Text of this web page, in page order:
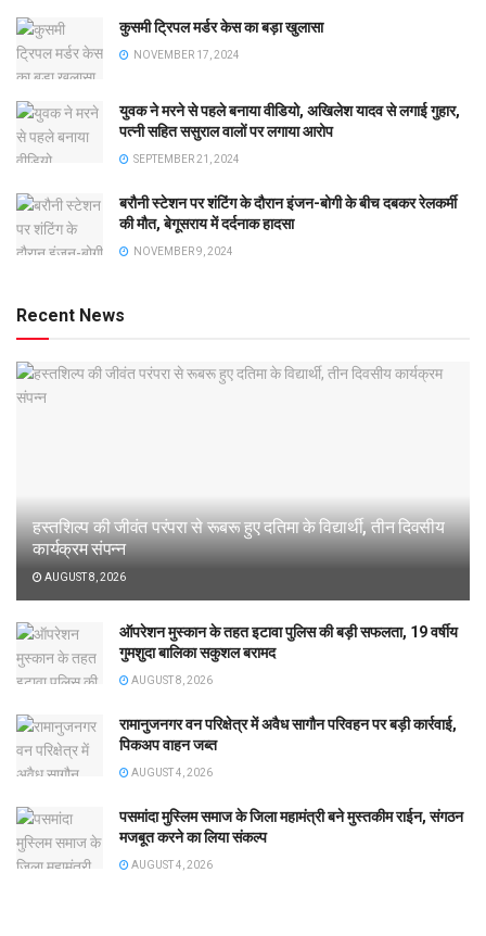
कुसमी ट्रिपल मर्डर केस का बड़ा खुलासा
NOVEMBER 17, 2024
युवक ने मरने से पहले बनाया वीडियो, अखिलेश यादव से लगाई गुहार,
पत्नी सहित ससुराल वालों पर लगाया आरोप
SEPTEMBER 21, 2024
बरौनी स्टेशन पर शंटिंग के दौरान इंजन-बोगी के बीच दबकर रेलकर्मी
की मौत, बेगूसराय में दर्दनाक हादसा
NOVEMBER 9, 2024
Recent News
हस्तशिल्प की जीवंत परंपरा से रूबरू हुए दतिमा के विद्यार्थी, तीन दिवसीय
कार्यक्रम संपन्न
AUGUST 8, 2026
ऑपरेशन मुस्कान के तहत इटावा पुलिस की बड़ी सफलता, 19 वर्षीय
गुमशुदा बालिका सकुशल बरामद
AUGUST 8, 2026
रामानुजनगर वन परिक्षेत्र में अवैध सागौन परिवहन पर बड़ी कार्रवाई,
पिकअप वाहन जब्त
AUGUST 4, 2026
पसमांदा मुस्लिम समाज के जिला महामंत्री बने मुस्तकीम राईन, संगठन
मजबूत करने का लिया संकल्प
AUGUST 4, 2026